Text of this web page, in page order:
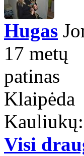
Hugas
17 metų
patinas
Klaipėda
Visi